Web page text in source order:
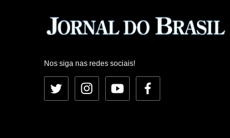
Nos siga nas redes sociais!
Twitter InstagramYouTubeFacebook